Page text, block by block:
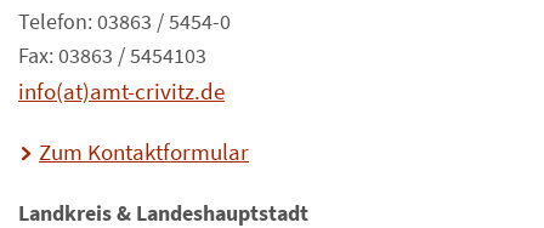
Telefon: 03863 / 5454-0
Fax: 03863 / 5454103
info(at)amt-crivitz.de
Zum Kontaktformular
Landkreis & Landeshauptstadt